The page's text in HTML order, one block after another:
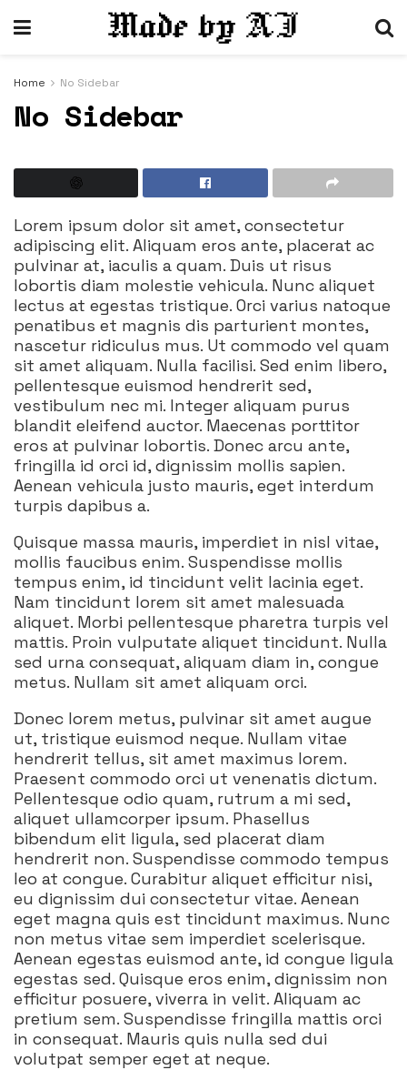
Home No Sidebar
No Sidebar
Lorem ipsum dolor sit amet, consectetur
adipiscing elit. Aliquam eros ante, placerat ac
pulvinar at, iaculis a quam. Duis ut risus
lobortis diam molestie vehicula. Nunc aliquet
lectus at egestas tristique. Orci varius natoque
penatibus et magnis dis parturient montes,
nascetur ridiculus mus. Ut commodo vel quam
sit amet aliquam. Nulla facilisi. Sed enim libero,
pellentesque euismod hendrerit sed,
vestibulum nec mi. Integer aliquam purus
blandit eleifend auctor. Maecenas porttitor
eros at pulvinar lobortis. Donec arcu ante,
fringilla id orci id, dignissim mollis sapien.
Aenean vehicula justo mauris, eget interdum
turpis dapibus a.
Quisque massa mauris, imperdiet in nisl vitae,
mollis faucibus enim. Suspendisse mollis
tempus enim, id tincidunt velit lacinia eget.
Nam tincidunt lorem sit amet malesuada
aliquet. Morbi pellentesque pharetra turpis vel
mattis. Proin vulputate aliquet tincidunt. Nulla
sed urna consequat, aliquam diam in, congue
metus. Nullam sit amet aliquam orci.
Donec lorem metus, pulvinar sit amet augue
ut, tristique euismod neque. Nullam vitae
hendrerit tellus, sit amet maximus lorem.
Praesent commodo orci ut venenatis dictum.
Pellentesque odio quam, rutrum a mi sed,
aliquet ullamcorper ipsum. Phasellus
bibendum elit ligula, sed placerat diam
hendrerit non. Suspendisse commodo tempus
leo at congue. Curabitur aliquet efficitur nisi,
eu dignissim dui consectetur vitae. Aenean
eget magna quis est tincidunt maximus. Nunc
non metus vitae sem imperdiet scelerisque.
Aenean egestas euismod ante, id congue ligula
egestas sed. Quisque eros enim, dignissim non
efficitur posuere, viverra in velit. Aliquam ac
pretium sem. Suspendisse fringilla mattis orci
in consequat. Mauris quis nulla sed dui
volutpat semper eget at neque.